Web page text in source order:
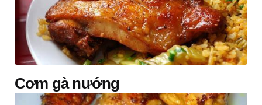
Cơm gà nướng